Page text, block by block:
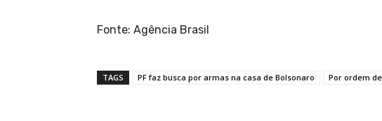
Fonte: Agência Brasil
TAGS PF faz busca por armas na casa de Bolsonaro Por ordem